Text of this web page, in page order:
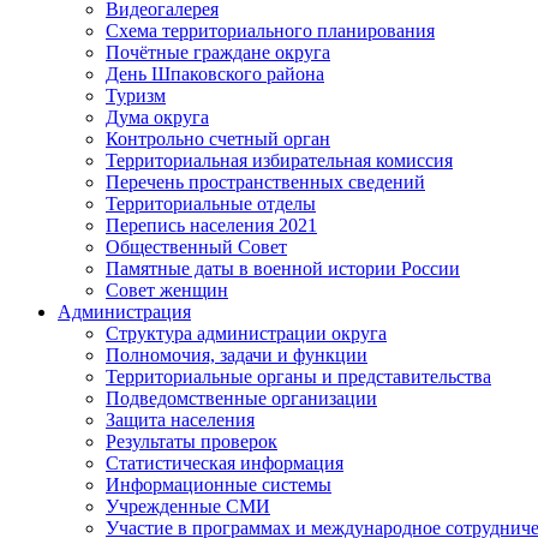
Видеогалерея
Схема территориального планирования
Почётные граждане округа
День Шпаковского района
Туризм
Дума округа
Контрольно счетный орган
Территориальная избирательная комиссия
Перечень пространственных сведений
Территориальные отделы
Перепись населения 2021
Общественный Совет
Памятные даты в военной истории России
Совет женщин
Администрация
Структура администрации округа
Полномочия, задачи и функции
Территориальные органы и представительства
Подведомственные организации
Защита населения
Результаты проверок
Статистическая информация
Информационные системы
Учрежденные СМИ
Участие в программах и международное